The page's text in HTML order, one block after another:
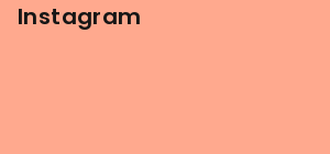
Instagram